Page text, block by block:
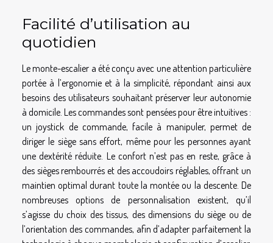
Facilité d’utilisation au
quotidien
Le monte-escalier a été conçu avec une attention particulière
portée à l’ergonomie et à la simplicité, répondant ainsi aux
besoins des utilisateurs souhaitant préserver leur autonomie
à domicile. Les commandes sont pensées pour être intuitives :
un joystick de commande, facile à manipuler, permet de
diriger le siège sans effort, même pour les personnes ayant
une dextérité réduite. Le confort n’est pas en reste, grâce à
des sièges rembourrés et des accoudoirs réglables, offrant un
maintien optimal durant toute la montée ou la descente. De
nombreuses options de personnalisation existent, qu’il
s’agisse du choix des tissus, des dimensions du siège ou de
l’orientation des commandes, afin d’adapter parfaitement la